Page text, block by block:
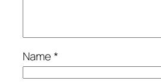
Name*